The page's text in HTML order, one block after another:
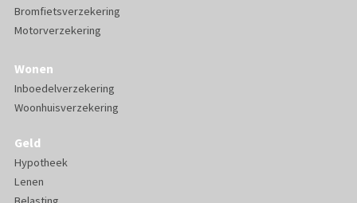
Bromfietsverzekering
Motorverzekering
Wonen
Inboedelverzekering
Woonhuisverzekering
Geld
Hypotheek
Lenen